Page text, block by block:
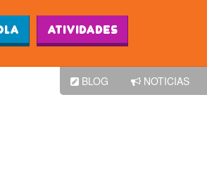
Atividades
BLOG NOTICIAS